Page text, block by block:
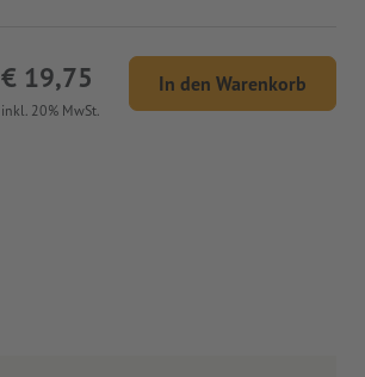
inkl. 20% MwSt.
€ 19,75 In den Warenkorb